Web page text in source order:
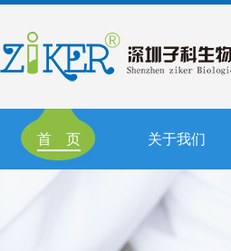
首 页 关于我们